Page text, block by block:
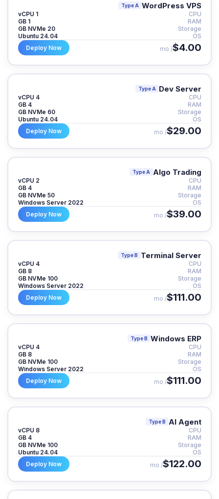
WordPress VPS
Type A
CPU
1 vCPU
RAM
1 GB
Storage
20 GB NVMe
OS
Ubuntu 24.04
$4.00
/ mo
Deploy Now
Dev Server
Type A
CPU
4 vCPU
RAM
4 GB
Storage
60 GB NVMe
OS
Ubuntu 24.04
$29.00
/ mo
Deploy Now
Algo Trading
Type A
CPU
2 vCPU
RAM
4 GB
Storage
50 GB NVMe
OS
Windows Server 2022
$39.00
/ mo
Deploy Now
Terminal Server
Type B
CPU
4 vCPU
RAM
8 GB
Storage
100 GB NVMe
OS
Windows Server 2022
$111.00
/ mo
Deploy Now
Windows ERP
Type B
CPU
4 vCPU
RAM
8 GB
Storage
100 GB NVMe
OS
Windows Server 2022
$111.00
/ mo
Deploy Now
AI Agent
Type B
CPU
8 vCPU
RAM
4 GB
Storage
100 GB NVMe
OS
Ubuntu 24.04
$122.00
/ mo
Deploy Now